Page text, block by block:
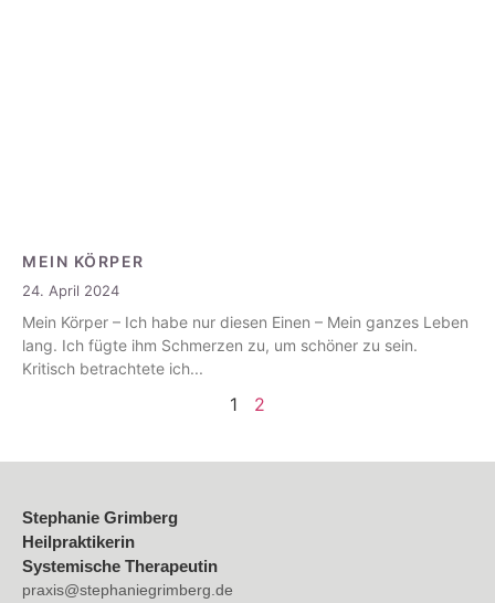
MEIN KÖRPER
24. April 2024
Mein Körper – Ich habe nur diesen Einen – Mein ganzes Leben
lang. Ich fügte ihm Schmerzen zu, um schöner zu sein.
Kritisch betrachtete ich
1 2
Stephanie Grimberg
Heilpraktikerin
Systemische Therapeutin
praxis@stephaniegrimberg.de